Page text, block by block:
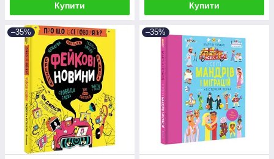
Купити Купити
–35% –35%